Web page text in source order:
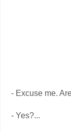
- Excuse me.
- Yes?...